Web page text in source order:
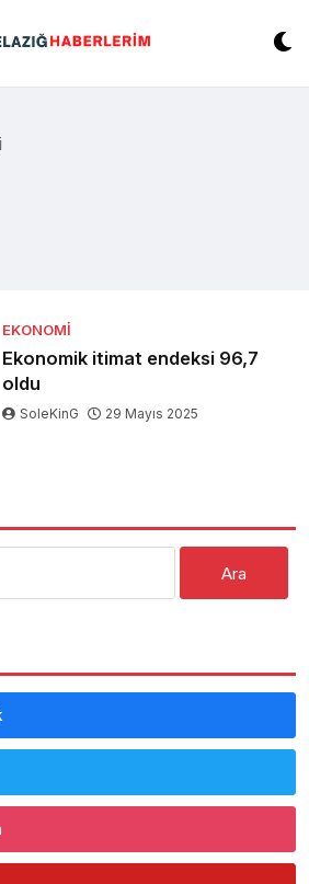
EKONOMI
Ekonomik itimat endeksi 96,7
oldu
SoleKinG 29 Mayıs 2025